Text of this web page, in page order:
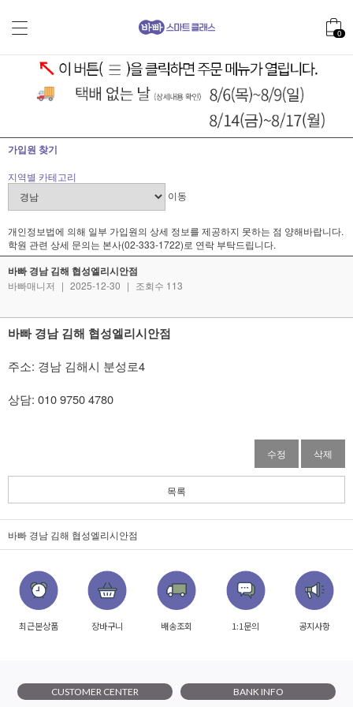
0
가입원 찾기
지역별 카테고리
이동
개인정보법에 의해 일부 가입원의 상세 정보를 제공하지 못하는 점 양해바랍니다.
학원 관련 상세 문의는 본사(02-333-1722)로 연락 부탁드립니다.
바빠 경남 김해 협성엘리시안점
바빠매니저 | 2025-12-30 | 조회수 113
바빠 경남 김해 협성엘리시안점
주소: 경남 김해시 분성로4
상담: 010 9750 4780
수정 삭제
목록
바빠 경남 김해 협성엘리시안점
최근본상품 장바구니 배송조회 1:1문의 공지사항
CUSTOMER CENTER BANK INFO